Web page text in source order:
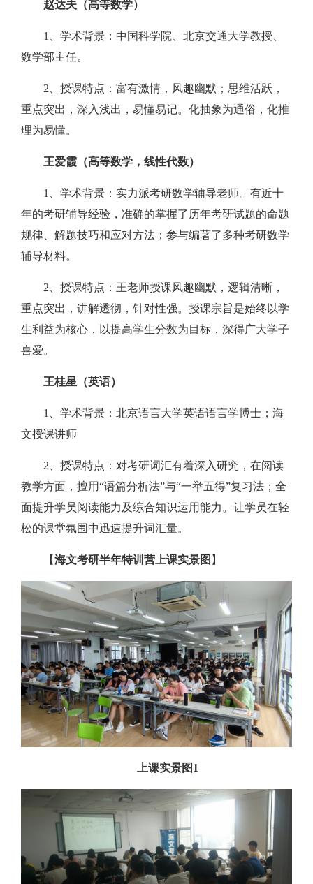
赵达夫（高等数学）
1、学术背景：中国科学院、北京交通大学教授、
数学部主任。
2、授课特点：富有激情，风趣幽默；思维活跃，
重点突出，深入浅出，易懂易记。化抽象为通俗，化推
理为易懂。
王爱霞（高等数学，线性代数）
1、学术背景：实力派考研数学辅导老师。有近十
年的考研辅导经验，准确的掌握了历年考研试题的命题
规律、解题技巧和应对方法；参与编著了多种考研数学
辅导材料。
2、授课特点：王老师授课风趣幽默，逻辑清晰，
重点突出，讲解透彻，针对性强。授课宗旨是始终以学
生利益为核心，以提高学生分数为目标，深得广大学子
喜爱。
王桂星（英语）
1、学术背景：北京语言大学英语语言学博士；海
文授课讲师
2、授课特点：对考研词汇有着深入研究，在阅读
教学方面，擅用“语篇分析法”与“一举五得”复习法；全
面提升学员阅读能力及综合知识运用能力。让学员在轻
松的课堂氛围中迅速提升词汇量。
【海文考研半年特训营上课实景图 】
上课实景图1